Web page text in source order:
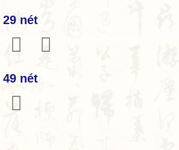
29 nét
𦧁 𦧂
49 nét
𦧄